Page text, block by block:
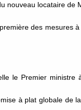
nouveau locataire de
des mesures
le Premier
à plat globale de